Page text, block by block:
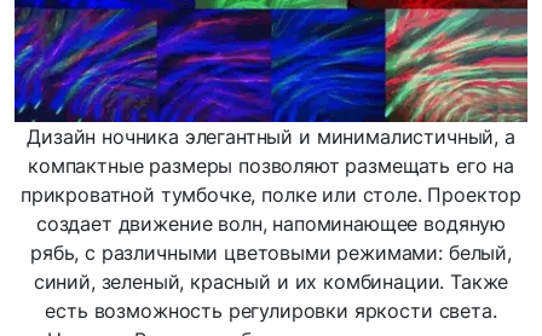
Дизайн ночника элегантный и минималистичный, а
компактные размеры позволяют размещать его на
прикроватной тумбочке, полке или столе. Проектор
создает движение волн, напоминающее водяную
рябь, с различными цветовыми режимами: белый,
синий, зеленый, красный и их комбинации. Также
есть возможность регулировки яркости света.